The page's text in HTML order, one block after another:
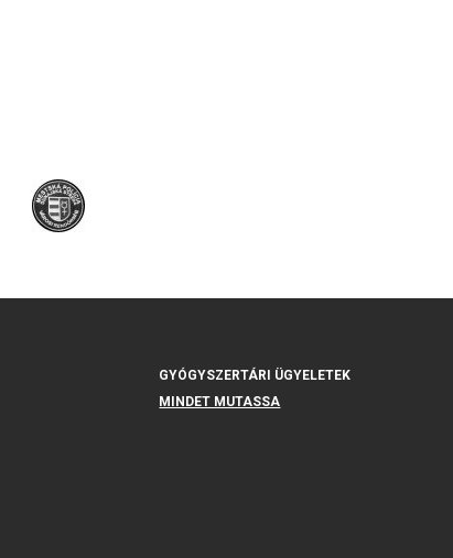
GYÓGYSZERTÁRI ÜGYELETEK
MINDET MUTASSA